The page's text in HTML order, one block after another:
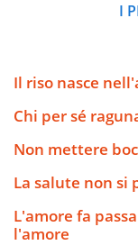
I
Il riso nasce
Chi per sé
Non mettere
La salute non si
L'amore fa
l'amore